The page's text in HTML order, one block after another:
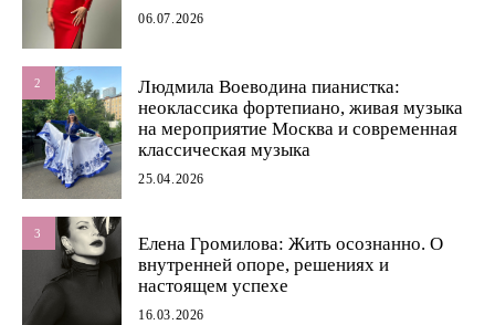
06.07.2026
2
Людмила Воеводина пианистка:
неоклассика фортепиано, живая музыка
на мероприятие Москва и современная
классическая музыка
25.04.2026
3
Елена Громилова: Жить осознанно. О
внутренней опоре, решениях и
настоящем успехе
16.03.2026